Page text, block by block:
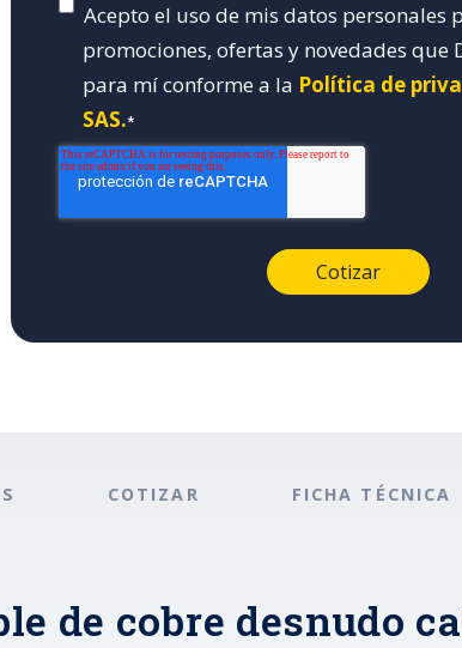
Acepto el uso de mis datos personales
promociones, ofertas y novedades que
para mí conforme a la Política de
SAS.*
COTIZAR FICHA TÉCNICA
de cobre desnudo